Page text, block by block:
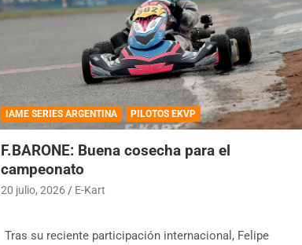
IAME SERIES ARGENTINA PILOTOS EKVP
F.BARONE: Buena cosecha para el
campeonato
20 julio, 2026 E-Kart
Tras su reciente participación internacional, Felipe